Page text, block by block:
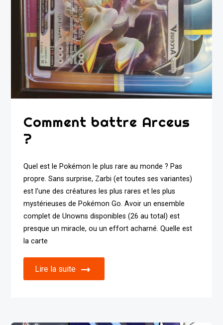
Comment battre Arceus
?
Quel est le Pokémon le plus rare au monde ? Pas
propre. Sans surprise, Zarbi (et toutes ses variantes)
est l’une des créatures les plus rares et les plus
mystérieuses de Pokémon Go. Avoir un ensemble
complet de Unowns disponibles (26 au total) est
presque un miracle, ou un effort acharné. Quelle est
la carte
Lire la suite